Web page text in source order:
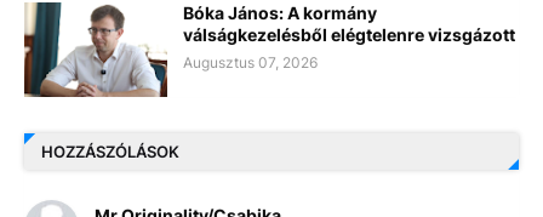
Bóka János: A kormány
válságkezelésből elégtelenre vizsgázott
Augusztus 07, 2026
HOZZÁSZÓLÁSOK